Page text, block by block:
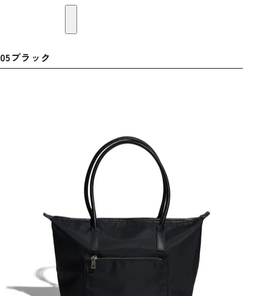
05ブラック